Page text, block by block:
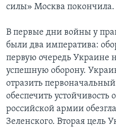
силы» Москва покончила.
В первые дни войны у
были два императива:
первую очередь Украине
успешную оборону.
отразить
обеспечить
российской армии
Зеленского. Вторая цель